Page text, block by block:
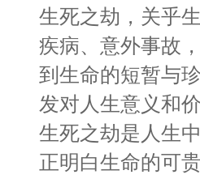
生死之劫，关乎
疾病、意外事故
到生命的短暂与
发对人生意义和
生死之劫是人生
正明白生命的可